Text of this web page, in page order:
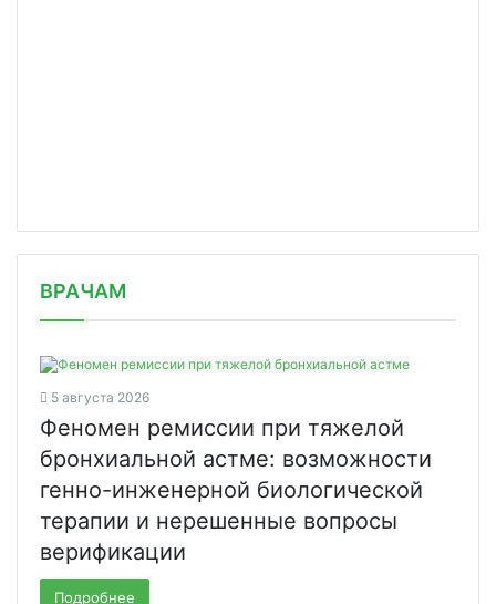
ВРАЧАМ
5 августа 2026
Феномен ремиссии при тяжелой
бронхиальной астме: возможности
генно-инженерной биологической
терапии и нерешенные вопросы
верификации
Подробнее